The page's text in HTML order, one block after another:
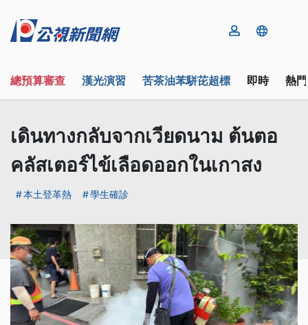
總預算審查 漢光演習 苦茶油苯駢芘超標 即時 熱
เดินทางกลับจากเวียดนาม ต้นตอ
คลัสเตอร์ไข้เลือดออกในเกาสง
本土登革熱 學生確診